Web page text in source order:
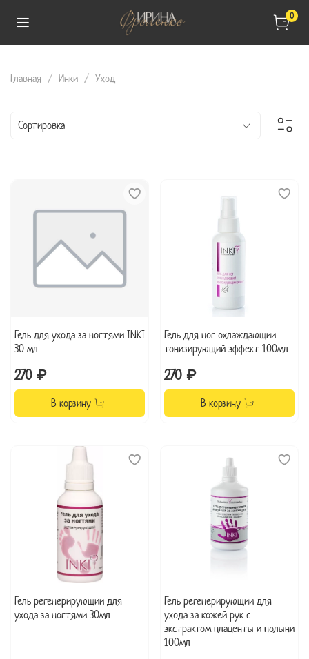
0
Главная Инки Уход
Гель для ухода за ногтями INKI
30 мл
270 ₽
В корзину
Гель для ног охлаждающий
тонизирующий эффект 100мл
270 ₽
В корзину
Гель регенерирующий для
ухода за ногтями 30мл
Гель регенерирующий для
ухода за кожей рук с
экстрактом плаценты и полыни
100мл